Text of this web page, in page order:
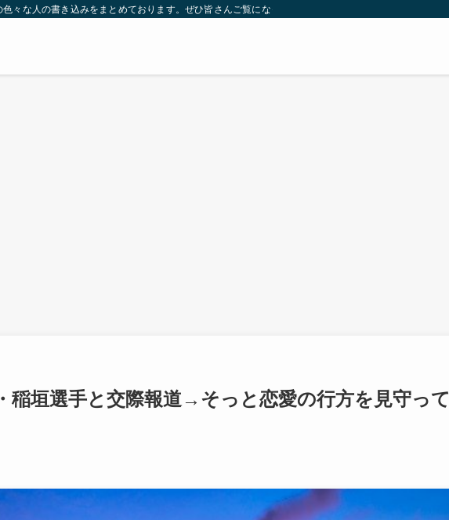
々な人の書き込みをまとめております。ぜひ皆さんご覧になっていってください。
垣選手と交際報道→そっと恋愛の行方を見守って